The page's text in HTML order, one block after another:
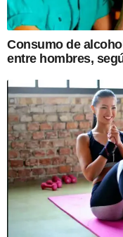
Consumo de
entre hombres,